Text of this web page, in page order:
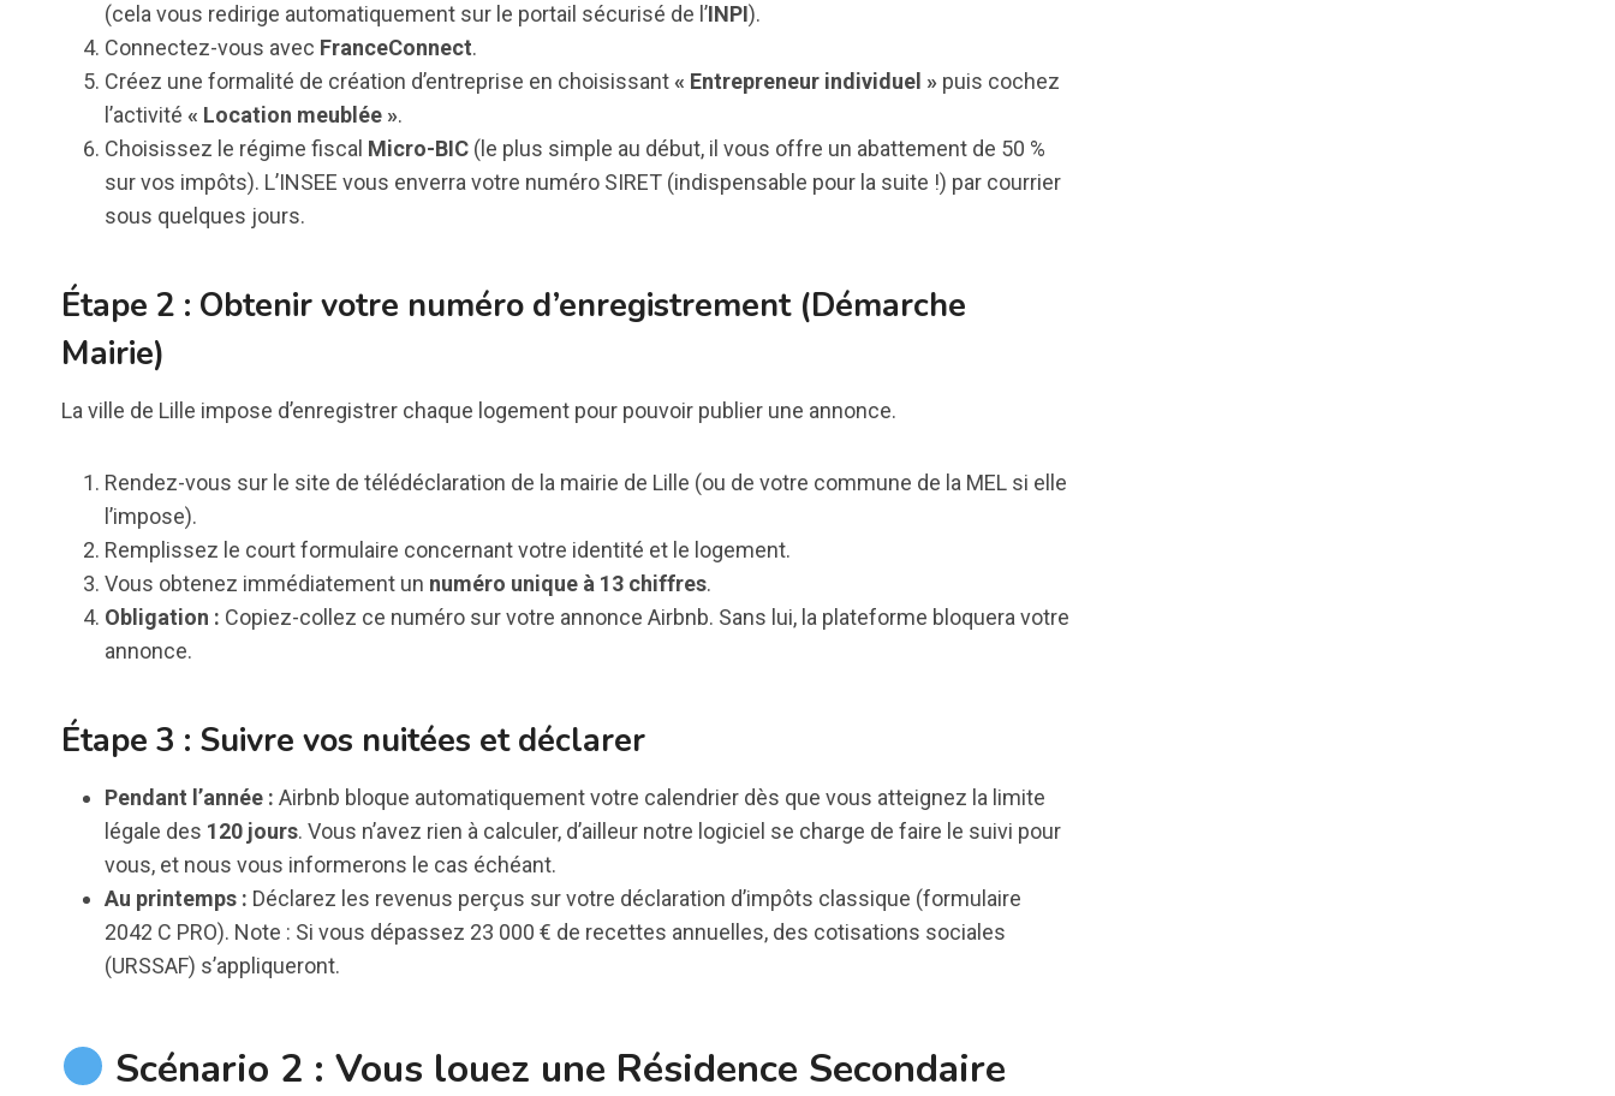
(cela vous redirige automatiquement sur le portail sécurisé de l’INPI).
Connectez-vous avec FranceConnect.
Créez une formalité de création d’entreprise en choisissant« Entrepreneur individuel » puis cochez
l’activité « Location meublée ».
Choisissez le régime fiscal Micro-BIC (le plus simple au début, il vous offre un abattement de 50 %
sur vos impôts). L’INSEE vous enverra votre numéro SIRET (indispensable pour la suite !) par courrier
sous quelques jours.
Étape 2 : Obtenir votre numéro d’enregistrement (Démarche
Mairie)
La ville de Lille impose d’enregistrer chaque logement pour pouvoir publier une annonce.
Rendez-vous sur le site de télédéclaration de la mairie de Lille (ou de votre commune de la MEL si elle
l’impose).
Remplissez le court formulaire concernant votre identité et le logement.
Vous obtenez immédiatement un numéro unique à 13 chiffres.
Obligation : Copiez-collez ce numéro sur votre annonce Airbnb. Sans lui, la plateforme bloquera votre
annonce.
Étape 3 : Suivre vos nuitées et déclarer
Pendant l’année : Airbnb bloque automatiquement votre calendrier dès que vous atteignez la limite
légale des 120 jours. Vous n’avez rien à calculer, d’ailleur notre logiciel se charge de faire le suivi pour
vous, et nous vous informerons le cas échéant.
Au printemps : Déclarez les revenus perçus sur votre déclaration d’impôts classique (formulaire
2042 C PRO). Note : Si vous dépassez 23 000 € de recettes annuelles, des cotisations sociales
(URSSAF) s’appliqueront.
Scénario 2 : Vous louez une Résidence Secondaire